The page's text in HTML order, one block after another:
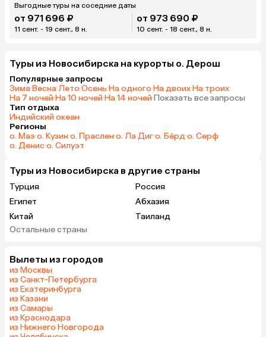
Выгодные туры на соседние даты
от 971 696 ₽
11 сент. - 19 сент., 8 н.
от 973 690 ₽
10 сент. - 18 сент., 8 н.
Туры из Новосибирска на курорты о. Дерош
Популярные запросы
Зима·Весна·Лето·Осень·На одного·На двоих·На троих·
На 7 ночей·На 10 ночей·На 14 ночей·Показать все запросы
Тип отдыха
Индийский океан
Регионы
о. Маэ·о. Кузин·о. Праслен·о. Ла Диг·о. Бёрд·о. Серф·
о. Денис·о. Силуэт
Туры из Новосибирска в другие страны
Турция
Россия
Египет
Абхазия
Китай
Таиланд
Вьетнам
Беларусь
Шри-Ланка
Азербайджан
Сербия
Киргизия
Остальные страны
Вылеты из городов
из Москвы
из Санкт-Петербурга
из Екатеринбурга
из Казани
из Самары
из Краснодара
из Нижнего Новгорода